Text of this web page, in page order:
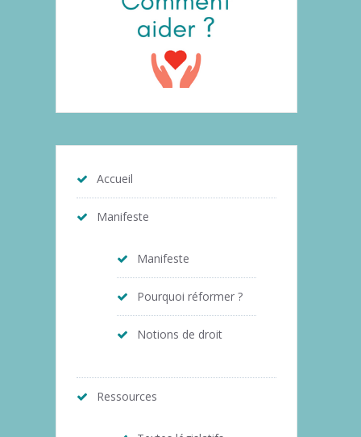
Accueil
Manifeste
Manifeste
Pourquoi réformer ?
Notions de droit
Ressources